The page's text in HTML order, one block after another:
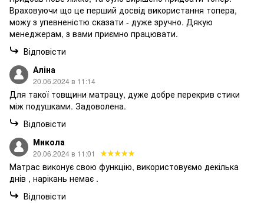
Враховуючи що це перший досвід використання топера,
можу з упевненістю сказати - дуже зручно. Дякую
менеджерам, з вами приємно працювати.
Відповісти
Аліна
20.06.2024 в 11:14
Для такої товщини матрацу, дуже добре перекрив стики
між подушками. Задоволена.
Відповісти
Микола
20.06.2024 в 11:01
Матрас виконує свою функцію, використовуємо декілька
днів , нарікань немає .
Відповісти